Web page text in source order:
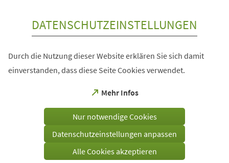
DATENSCHUTZEINSTELLUNGEN
Durch die Nutzung dieser Website erklären Sie sich damit
einverstanden, dass diese Seite Cookies verwendet.
Mehr Infos
(Öffnet
einem
Tab)
Nur notwendige Cookies
Datenschutzeinstellungen anpassen
Alle Cookies akzeptieren